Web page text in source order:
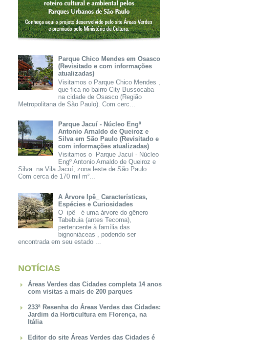
Parque Chico Mendes em Osasco
(Revisitado e com informações
atualizadas)
Visitamos o Parque Chico Mendes ,
que fica no bairro City Bussocaba
na cidade de Osasco (Região
Metropolitana de São Paulo). Com cerc...
Parque Jacuí - Núcleo Engº
Antonio Arnaldo de Queiroz e
Silva em São Paulo (Revisitado e
com informações atualizadas)
Visitamos o Parque Jacuí - Núcleo
Engº Antonio Arnaldo de Queiroz e
Silva na Vila Jacuí, zona leste de São Paulo.
Com cerca de 170 mil m²...
A Árvore Ipê_ Características,
Espécies e Curiosidades
O ipê é uma árvore do gênero
Tabebuia (antes Tecoma),
pertencente à família das
bignoniáceas , podendo ser
encontrada em seu estado ...
NOTÍCIAS
Áreas Verdes das Cidades completa 14 anos
com visitas a mais de 200 parques
233ª Resenha do Áreas Verdes das Cidades:
Jardim da Horticultura em Florença, na
Itália
Editor do site Áreas Verdes das Cidades é